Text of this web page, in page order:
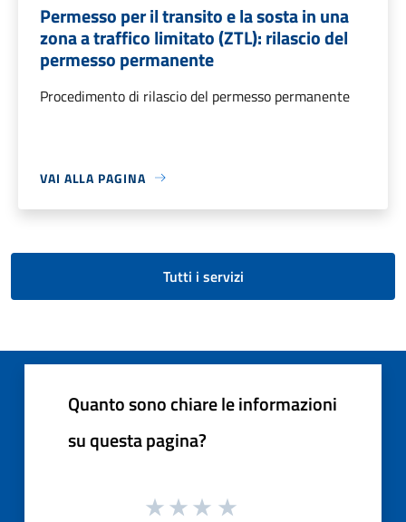
Permesso per il transito e la sosta in una
zona a traffico limitato (ZTL): rilascio del
permesso permanente
Procedimento di rilascio del permesso permanente
VAI ALLA PAGINA
Tutti i servizi
Quanto sono chiare le informazioni
su questa pagina?